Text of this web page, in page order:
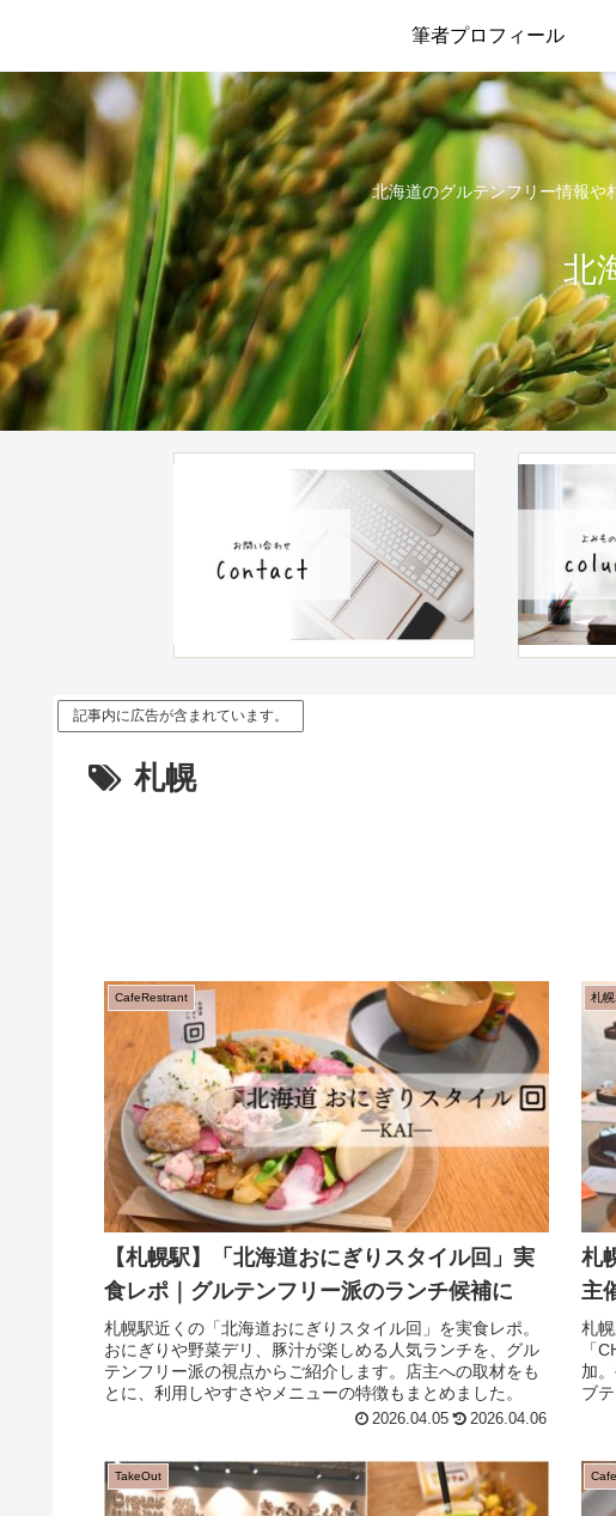
北海道のグルテンフリー情報や
北
筆者プロフィール
記事内に広告が含まれています。
札幌
CafeRestrant
【札幌駅】「北海道おにぎりスタイル回」実
食レポ｜グルテンフリー派のランチ候補に
札幌駅近くの「北海道おにぎりスタイル回」を実食レポ。
おにぎりや野菜デリ、豚汁が楽しめる人気ランチを、グル
テンフリー派の視点からご紹介します。店主への取材をも
とに、利用しやすさやメニューの特徴もまとめました。
2026.04.05 2026.04.06
札
札
主
札
「
加
ブ
TakeOut